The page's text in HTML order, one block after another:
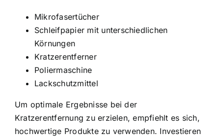
Mikrofasertücher
Schleifpapier mit unterschiedlichen
Körnungen
Kratzerentferner
Poliermaschine
Lackschutzmittel
Um optimale Ergebnisse bei der
Kratzerentfernung zu erzielen, empfiehlt es sich,
hochwertige Produkte zu verwenden. Investieren